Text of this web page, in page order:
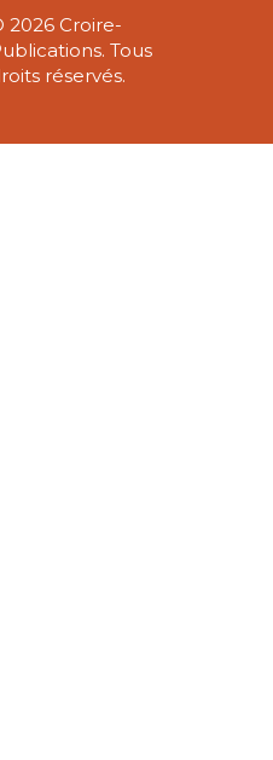
2026 Croire-
Tous
réservés.